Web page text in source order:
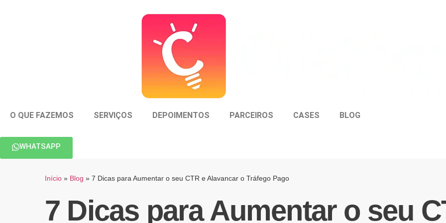
O QUE FAZEMOS SERVIÇOS DEPOIMENTOS PARCEIROS CASES BLOG
WHATSAPP
Início » Blog » 7 Dicas para Aumentar o seu CTR e Alavancar o Tráfego Pago
7 Dicas para Aumentar o seu